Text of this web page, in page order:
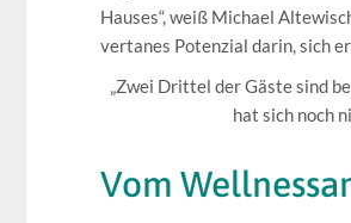
Hauses“, weiß Michael
vertanes Potenzial darin, sich
„Zwei Drittel der Gäste sind
hat sich noch
Vom